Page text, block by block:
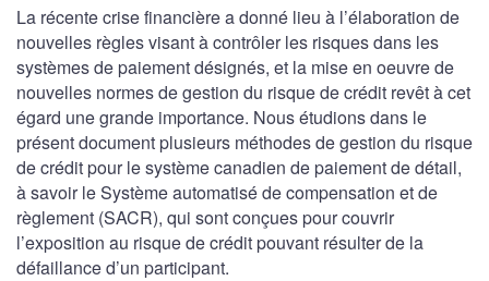
La récente crise financière a donné lieu à l’élaboration de
nouvelles règles visant à contrôler les risques dans les
systèmes de paiement désignés, et la mise en oeuvre de
nouvelles normes de gestion du risque de crédit revêt à cet
égard une grande importance. Nous étudions dans le
présent document plusieurs méthodes de gestion du risque
de crédit pour le système canadien de paiement de détail,
à savoir le Système automatisé de compensation et de
règlement (SACR), qui sont conçues pour couvrir
l’exposition au risque de crédit pouvant résulter de la
défaillance d’un participant.